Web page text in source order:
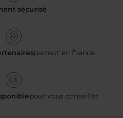
sécurisé
partout en France
pour vous conseiller